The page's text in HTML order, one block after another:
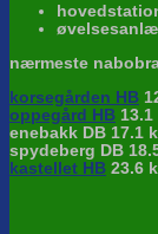
nærmeste
korsegården HB
oppegård HB 13.1
enebakk DB 17.1
spydeberg DB
kastellet HB 23.6